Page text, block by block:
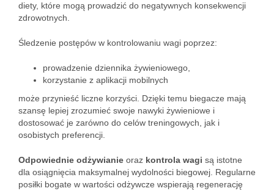
diety, które mogą prowadzić do negatywnych konsekwencji
zdrowotnych.
Śledzenie postępów w kontrolowaniu wagi poprzez:
prowadzenie dziennika żywieniowego,
korzystanie z aplikacji mobilnych
może przynieść liczne korzyści. Dzięki temu biegacze mają
szansę lepiej zrozumieć swoje nawyki żywieniowe i
dostosować je zarówno do celów treningowych, jak i
osobistych preferencji.
Odpowiednie odżywianie oraz kontrola wagi są istotne
dla osiągnięcia maksymalnej wydolności biegowej. Regularne
posiłki bogate w wartości odżywcze wspierają regenerację